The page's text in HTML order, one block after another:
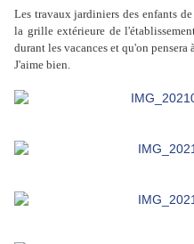
Les travaux jardiniers des enfants
la grille extérieure de
durant les vacances et qu'on pensera
J'aime bien.